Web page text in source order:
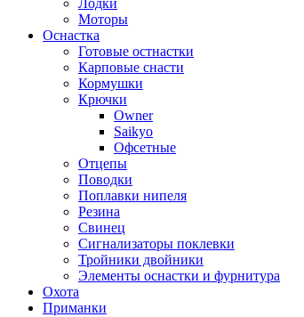
Лодки
Моторы
Оснастка
Готовые остнастки
Карповые снасти
Кормушки
Крючки
Owner
Saikyo
Офсетные
Отцепы
Поводки
Поплавки нипеля
Резина
Свинец
Сигнализаторы поклевки
Тройники двойники
Элементы оснастки и фурнитура
Охота
Приманки